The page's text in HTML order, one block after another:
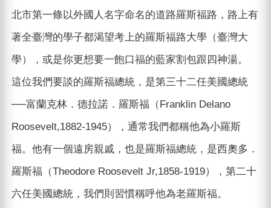
北市第一條以外國人名字命名的道路羅斯福路，路上有
著全臺灣的學子都渴望考上的羅斯福路大學（臺灣大
學），或是你更想要一飽口福的藍家割包跟四神湯。
這位我們要談的羅斯福總統，是第三十二任美國總統
──富蘭克林．德拉諾．羅斯福（Franklin Delano
Roosevelt,1882-1945），通常我們都稱他為小羅斯
福。他有一個遠房親戚，也是羅斯福總統，是西奧多．
羅斯福（Theodore Roosevelt Jr,1858-1919），第二十
六任美國總統，我們則習慣稱呼他為老羅斯福。